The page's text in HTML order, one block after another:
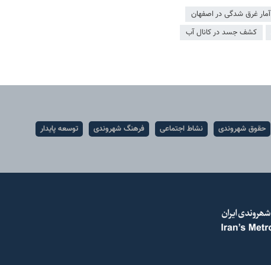
آمار غرق شدگی در اصفهان
کشف جسد در کانال آب
حقوق شهروندی نشاط اجتماعی فرهنگ شهروندی
توسعه پایدار